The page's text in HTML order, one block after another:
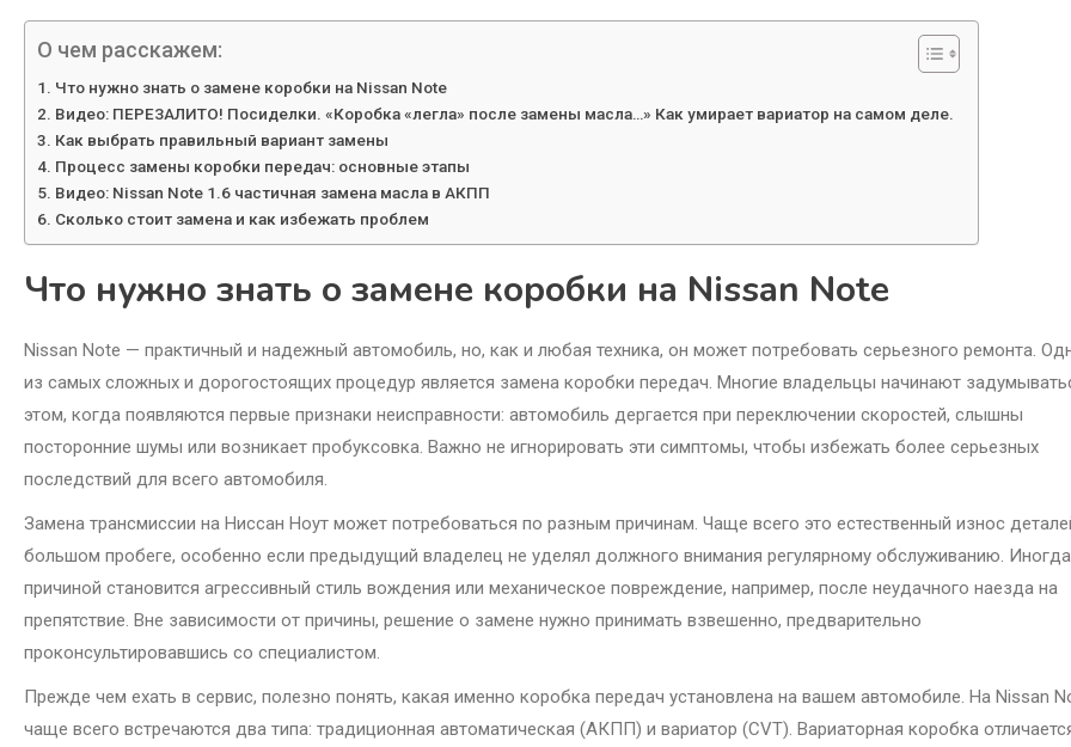
О чем расскажем:
Что нужно знать о замене коробки на Nissan Note
Видео: ПЕРЕЗАЛИТО! Посиделки. «Коробка «легла» после замены масла…» Как умирает вариатор на самом деле.
Как выбрать правильный вариант замены
Процесс замены коробки передач: основные этапы
Видео: Nissan Note 1.6 частичная замена масла в АКПП
Сколько стоит замена и как избежать проблем
Что нужно знать о замене коробки на Nissan Note
Nissan Note — практичный и надежный автомобиль, но, как и любая техника, он может потребовать серьезного ремонта.
из самых сложных и дорогостоящих процедур является замена коробки передач. Многие владельцы начинают
этом, когда появляются первые признаки неисправности: автомобиль дергается при переключении скоростей, слышны
посторонние шумы или возникает пробуксовка. Важно не игнорировать эти симптомы, чтобы избежать более серьезных
последствий для всего автомобиля.
Замена трансмиссии на Ниссан Ноут может потребоваться по разным причинам. Чаще всего это естественный износ
большом пробеге, особенно если предыдущий владелец не уделял должного внимания регулярному обслуживанию. Иногда
причиной становится агрессивный стиль вождения или механическое повреждение, например, после неудачного наезда на
препятствие. Вне зависимости от причины, решение о замене нужно принимать взвешенно, предварительно
проконсультировавшись со специалистом.
Прежде чем ехать в сервис, полезно понять, какая именно коробка передач установлена на вашем автомобиле. На Nissan
чаще всего встречаются два типа: традиционная автоматическая (АКПП) и вариатор (CVT). Вариаторная коробка